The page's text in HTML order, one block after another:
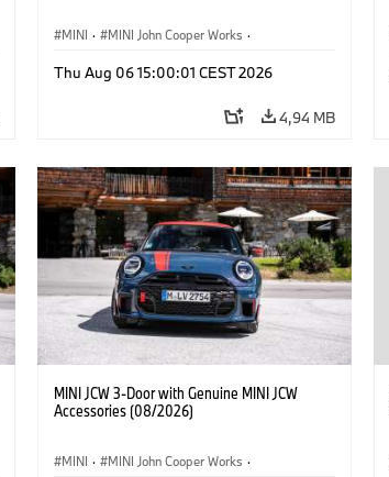
MINI · MINI John Cooper Works ·
Προαιρετικός εξοπλισμός, αξεσουάρ
Thu Aug 06 15:00:01 CEST 2026
4,94 MB
MINI JCW 3-Door with Genuine MINI JCW
Accessories (08/2026)
MINI · MINI John Cooper Works ·